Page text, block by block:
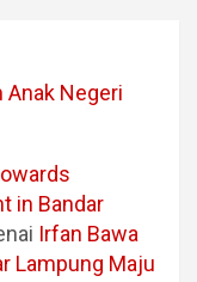
Anak Negeri
in Bandar
Irfan Bawa
Lampung Maju